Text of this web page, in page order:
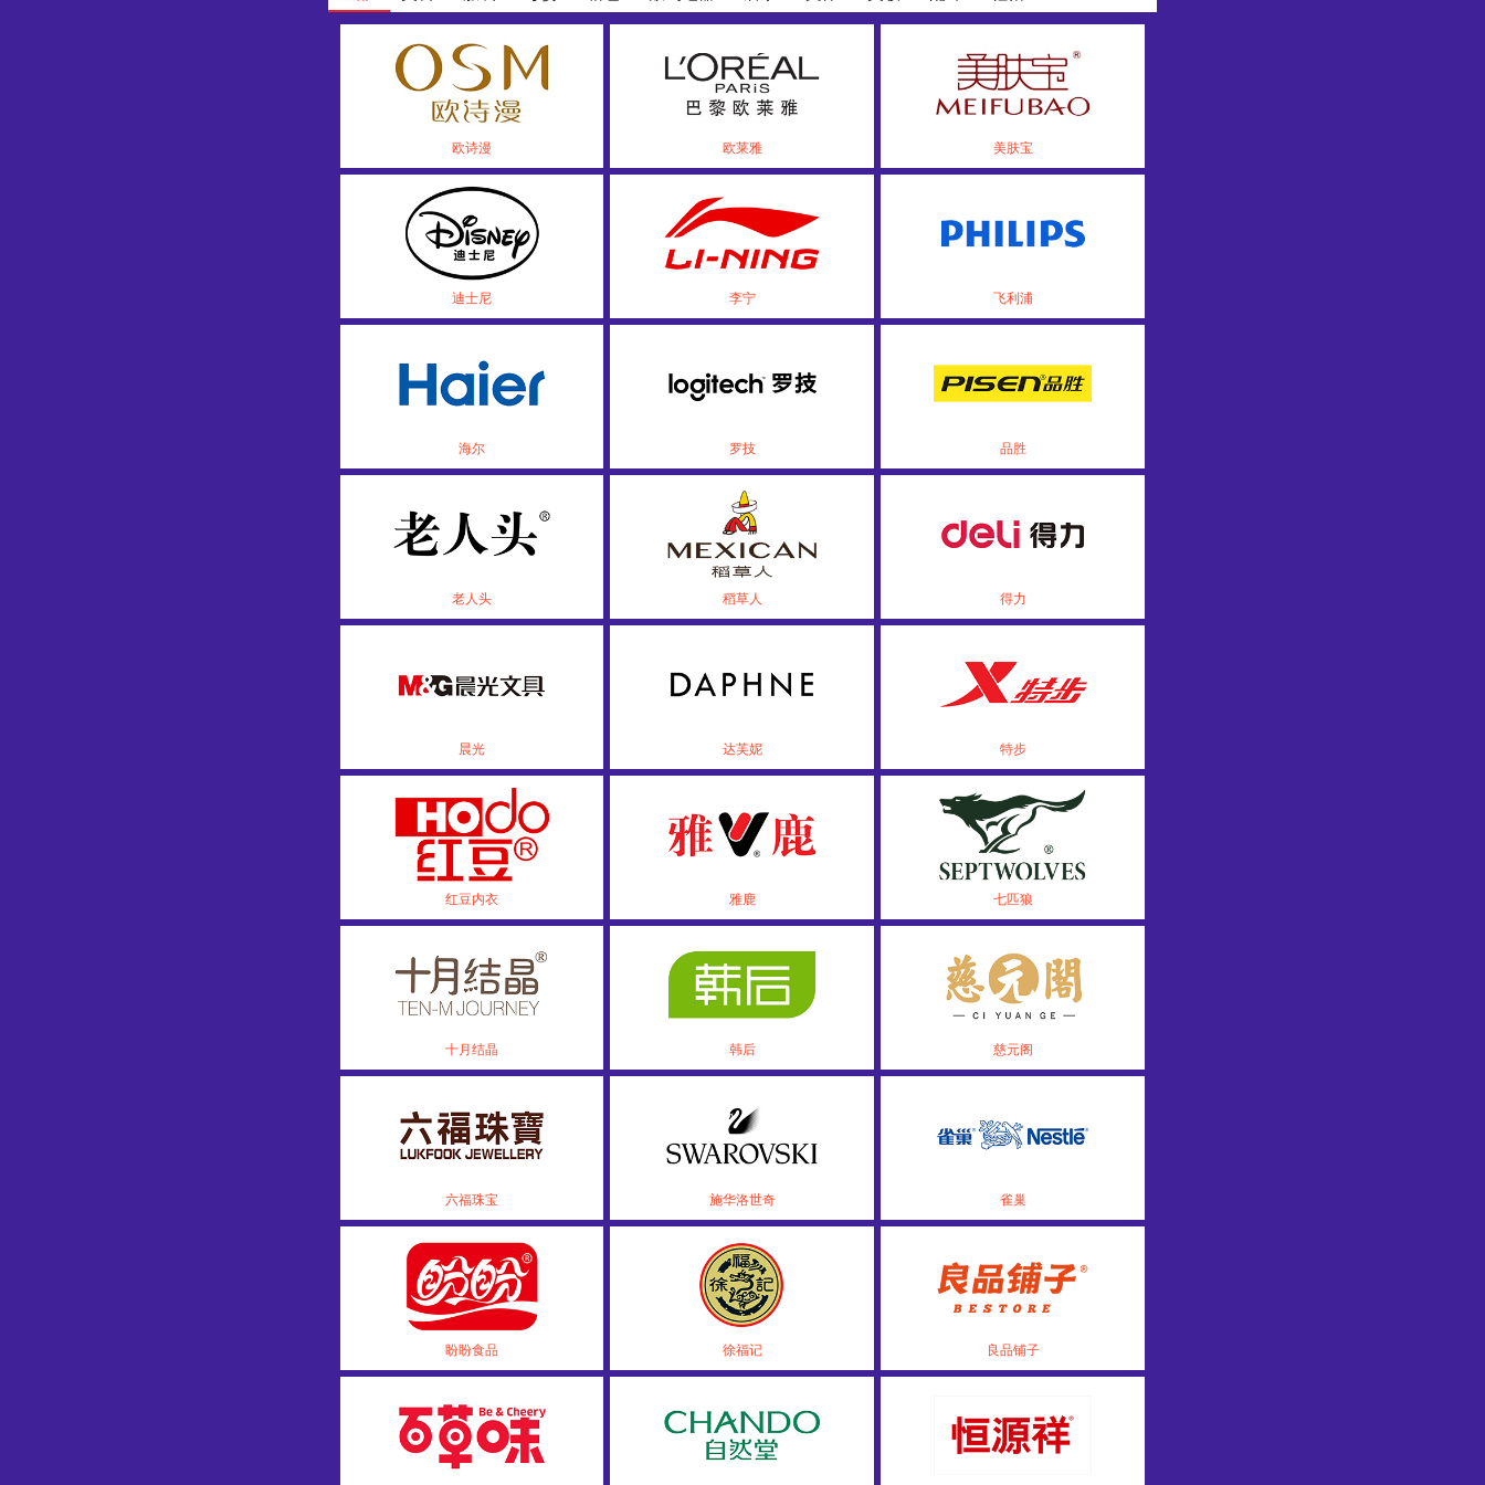
欧诗漫 欧莱雅 美肤宝
迪士尼 李宁 飞利浦
海尔 罗技 品胜
老人头 稻草人 得力
晨光 达芙妮 特步
红豆内衣 雅鹿 七匹狼
十月结晶 韩后 慈元阁
六福珠宝 施华洛世奇 雀巢
盼盼食品 徐福记 良品铺子